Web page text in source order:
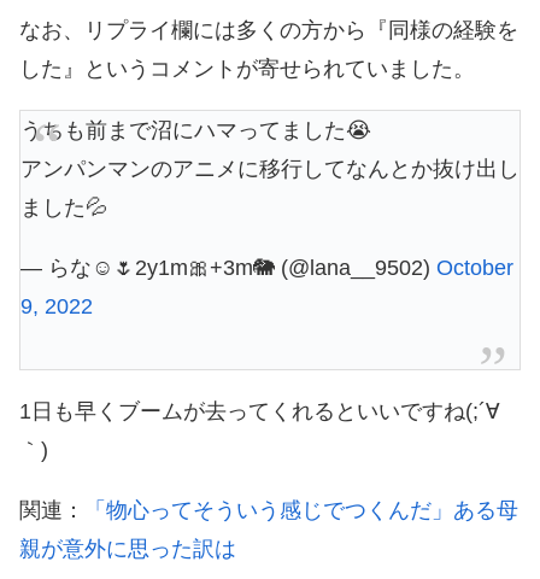
なお、リプライ欄には多くの方から『同様の経験を
した』というコメントが寄せられていました。
うちも前まで沼にハマってました😭
アンパンマンのアニメに移行してなんとか抜け出し
ました💦
— らな☺︎🌷2y1m🎀+3m🐘 (@lana__9502) October
9, 2022
1日も早くブームが去ってくれるといいですね(;´∀
｀)
関連：
「物心ってそういう感じでつくんだ」ある母
親が意外に思った訳は